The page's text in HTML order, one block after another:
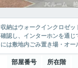
収納はウォークインクロゼ
確認し、インターホンを通
には敷地内ごみ置き場・オ
部屋番号 所在階